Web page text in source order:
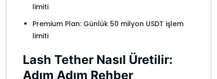
limiti
Premium Plan: Günlük 50 milyon USDT işlem
limiti
Lash Tether Nasıl Üretilir:
Adım Adım Rehber